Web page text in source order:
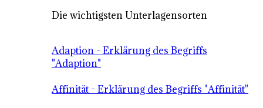
Die wichtigsten Unterlagensorten
Adaption - Erklärung des Begriffs
"Adaption"
Affinität - Erklärung des Begriffs "Affinität"